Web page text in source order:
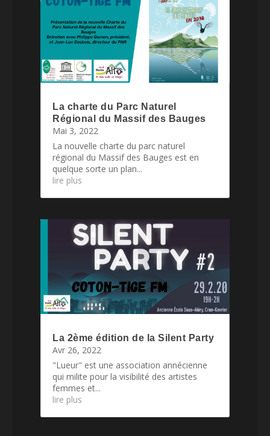
La charte du Parc Naturel
Régional du Massif des Bauges
Mai 3, 2022
La nouvelle charte du parc naturel
régional du Massif des Bauges est en
quelque sorte un plan...
lire plus
La 2ème édition de la Silent Party
Avr 26, 2022
"Lueur" est une association annécienne
qui milite pour la visibilité des artistes
femmes et...
lire plus